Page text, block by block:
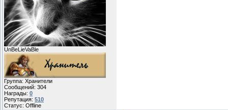
UnBeLieVaBle
Группа: Хранители
Сообщений: 304
Награды: 0
Репутация: 510
Статус: Offline